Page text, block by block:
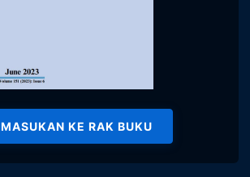
MASUKAN KE RAK BUKU